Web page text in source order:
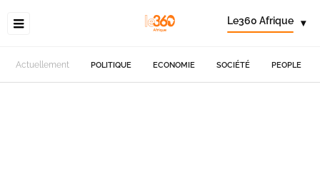
Le360 Afrique ▾
Actuellement POLITIQUE ECONOMIE SOCIÉTÉ PEOPLE